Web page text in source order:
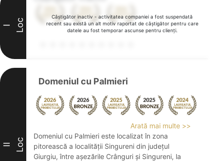
Câștigător inactiv - activitatea companiei a fost suspendată
recent sau există un alt motiv raportat de câștigător pentru care
datele au fost temporar ascunse pentru clienți.
I Loc
II Loc
Domeniul cu Palmieri
Arată mai multe >>
Domeniul cu Palmieri este localizat în zona
pitorească a localității Singureni din județul
Giurgiu, între așezările Crânguri și Singureni, la